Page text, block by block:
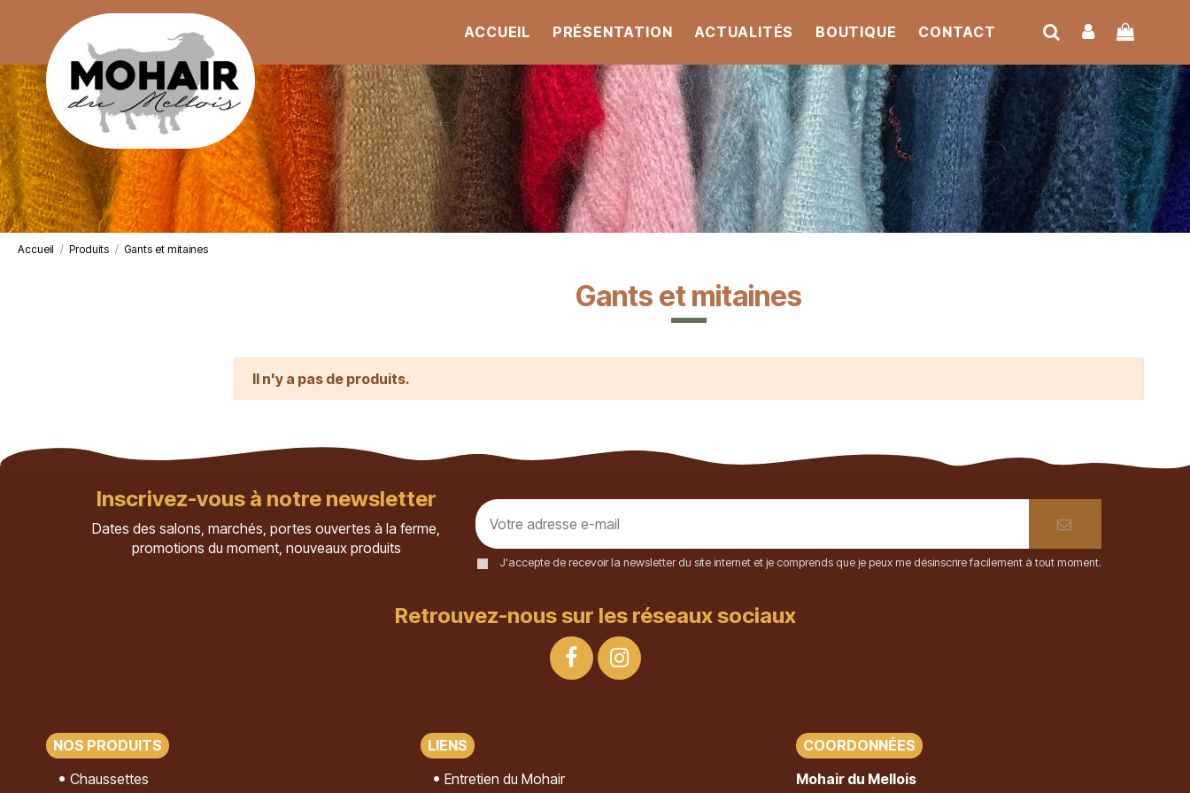
ACCUEIL PRÉSENTATION ACTUALITÉS BOUTIQUE CONTACT
Accueil Produits Gants et mitaines
Gants et mitaines
Il n'y a pas de produits.
Inscrivez-vous à notre newsletter
Dates des salons, marchés, portes ouvertes à la ferme,
promotions du moment, nouveaux produits
J'accepte de recevoir la newsletter du site internet et je comprends que je peux me désinscrire facilement à tout moment.
Retrouvez-nous sur les réseaux sociaux
NOS PRODUITS
Chaussettes
LIENS
Entretien du Mohair
COORDONNÉES
Mohair du Mellois